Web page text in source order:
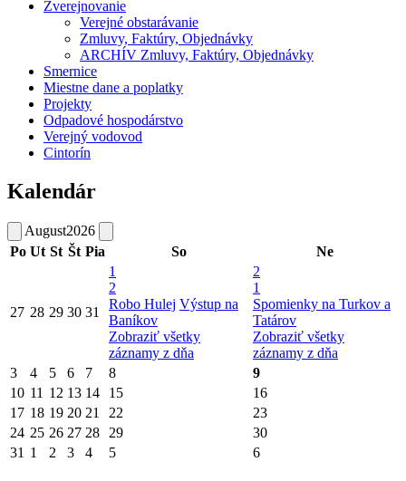
Zverejnovanie
Verejné obstarávanie
Zmluvy, Faktúry, Objednávky
ARCHÍV Zmluvy, Faktúry, Objednávky
Smernice
Miestne dane a poplatky
Projekty
Odpadové hospodárstvo
Verejný vodovod
Cintorín
Kalendár
August2026
Po Ut St Št Pia So Ne
27 28 29 30 31
1
2
Robo Hulej Výstup na
Baníkov
Zobraziť všetky
záznamy z dňa
2
1
Spomienky na Turkov a
Tatárov
Zobraziť všetky
záznamy z dňa
3
4 5 6 7 8
9
10 11 12 13 14 15
16
17 18 19 20 21 22
23
24 25 26 27 28 29
30
31 1 2 3 4 5 6